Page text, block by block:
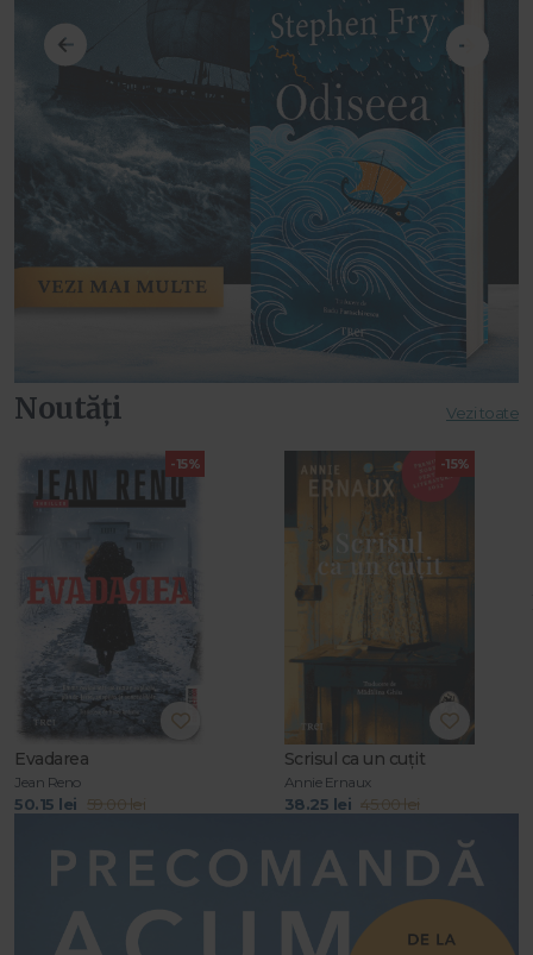
Noutăți Vezi toate
-15%
Evadarea
Jean Reno
50.15 lei 59.00 lei
-15%
Scrisul ca un cuțit
Annie Ernaux
38.25 lei 45.00 lei